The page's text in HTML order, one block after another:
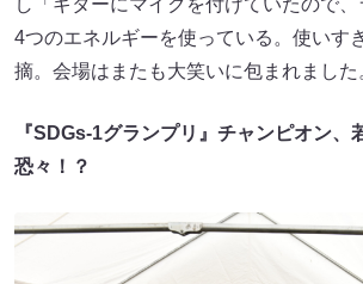
し「ギターにマイクを付けていたので
4つのエネルギーを使っている。使いす
摘。会場はまたも大笑いに包まれました
『SDGs-1グランプリ』チャンピオン、
恐々！？